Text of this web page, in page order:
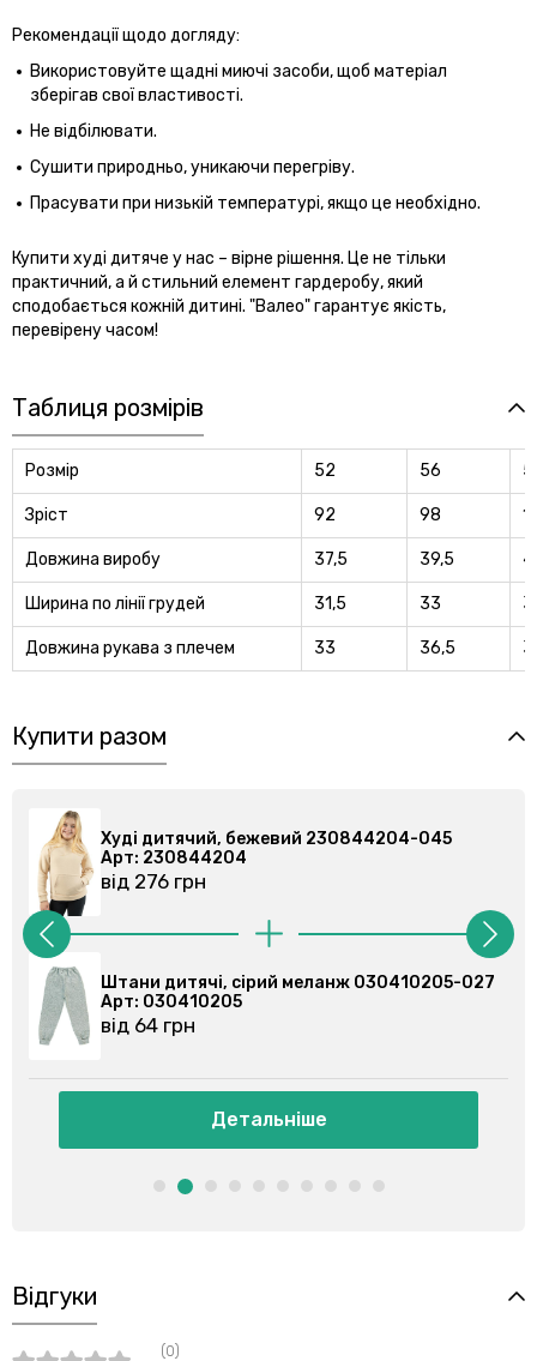
Рекомендації щодо догляду:
Використовуйте щадні миючі засоби, щоб матеріал
зберігав свої властивості.
Не відбілювати.
Сушити природньо, уникаючи перегріву.
Прасувати при низькій температурі, якщо це необхідно.
Купити худі дитяче у нас – вірне рішення. Це не тільки
практичний, а й стильний елемент гардеробу, який
сподобається кожній дитині. "Валео" гарантує якість,
перевірену часом!
Таблиця розмірів
Розмір 52 56
Зріст 92 98
Довжина виробу 37,5 39,5
Ширина по лiнiї грудей 31,5 33
Довжина рукава з плечем 33 36,5
Купити разом
027
Худі дитячий, бежевий 230844204-045
Арт: 230844204
від 276 грн
Штани спортивні, сірі 030355201-023
Арт: 030355201
від 86 грн
Детальніше
Відгуки
(0)